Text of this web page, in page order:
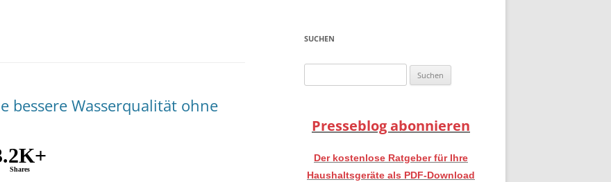
bessere Wasserqualität ohne
Shares
SUCHEN
nach:
Presseblog abonnieren
Der kostenlose Ratgeber für Ihre
Haushaltsgeräte als PDF-Download